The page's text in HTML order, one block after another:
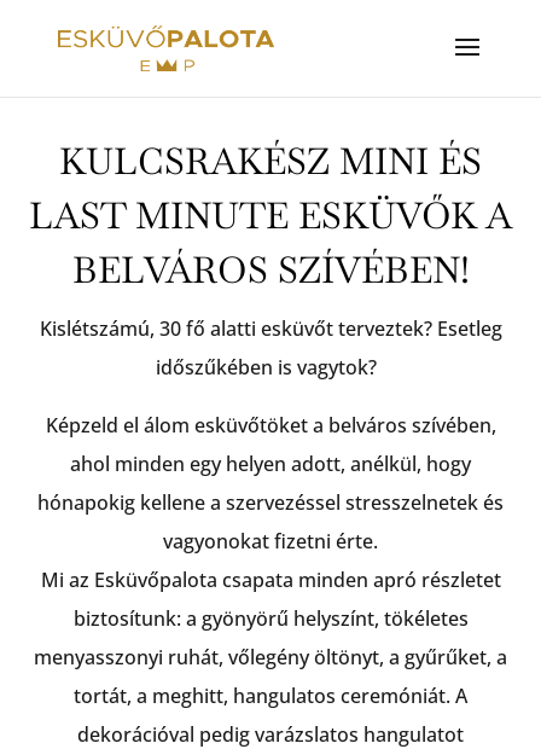
KULCSRAKÉSZ MINI ÉS
LAST MINUTE ESKÜVŐK A
BELVÁROS SZÍVÉBEN!
Kislétszámú, 30 fő alatti esküvőt terveztek? Esetleg
időszűkében is vagytok?
Képzeld el álom esküvőtöket a belváros szívében,
ahol minden egy helyen adott, anélkül, hogy
hónapokig kellene a szervezéssel stresszelnetek és
vagyonokat fizetni érte.
Mi az Esküvőpalota csapata minden apró részletet
biztosítunk: a gyönyörű helyszínt, tökéletes
menyasszonyi ruhát, vőlegény öltönyt, a gyűrűket, a
tortát, a meghitt, hangulatos ceremóniát. A
dekorációval pedig varázslatos hangulatot